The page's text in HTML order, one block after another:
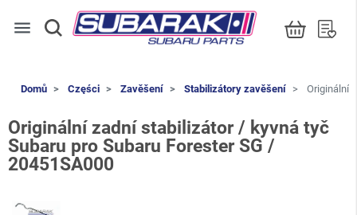
menu
Domů Części Zavěšení Stabilizátory zavěšení Originální
Originální zadní stabilizátor / kyvná tyč
Subaru pro Subaru Forester SG /
20451SA000